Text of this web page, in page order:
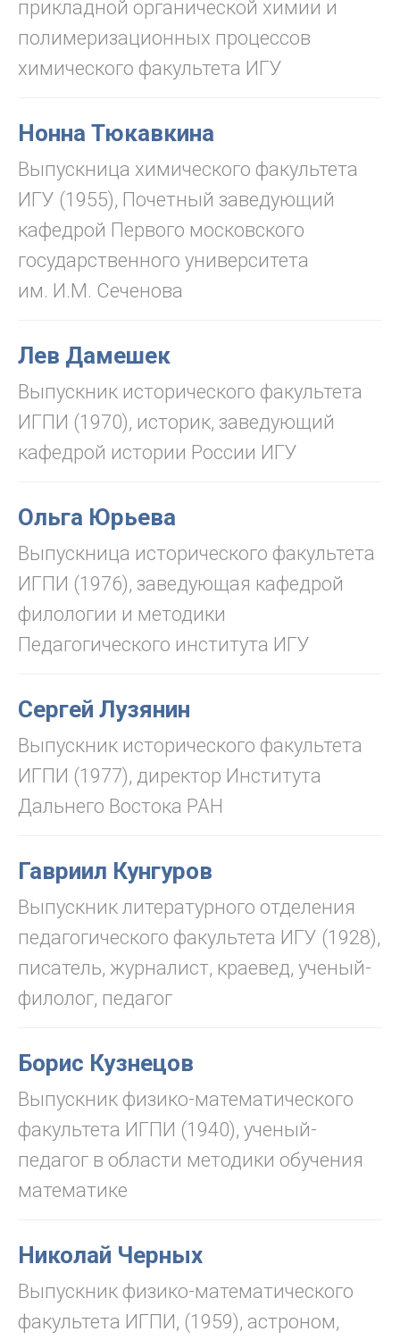
прикладной органической химии и
полимеризационных процессов
химического факультета ИГУ
Нонна Тюкавкина
Выпускница химического факультета
ИГУ (1955), Почетный заведующий
кафедрой Первого московского
государственного университета
им. И.М. Сеченова
Лев Дамешек
Выпускник исторического факультета
ИГПИ (1970), историк, заведующий
кафедрой истории России ИГУ
Ольга Юрьева
Выпускница исторического факультета
ИГПИ (1976), заведующая кафедрой
филологии и методики
Педагогического института ИГУ
Сергей Лузянин
Выпускник исторического факультета
ИГПИ (1977), директор Института
Дальнего Востока РАН
Гавриил Кунгуров
Выпускник литературного отделения
педагогического факультета ИГУ (1928),
писатель, журналист, краевед, ученый-
филолог, педагог
Борис Кузнецов
Выпускник физико-математического
факультета ИГПИ (1940), ученый-
педагог в области методики обучения
математике
Николай Черных
Выпускник физико-математического
факультета ИГПИ, (1959), астроном,